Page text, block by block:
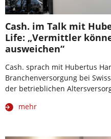
Cash. im Talk mit
Life: „Vermittler
ausweichen“
Cash. sprach mit Hubertus
Branchenversorgung bei
der betrieblichen
mehr